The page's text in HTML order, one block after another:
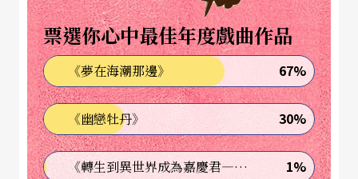
票選你心中最佳年度戲曲作品
《夢在海潮那邊》 67%
《幽戀牡丹》 30%
《轉生到異世界成為嘉慶君—發現我的祖先是詐騙集團!?》 1%